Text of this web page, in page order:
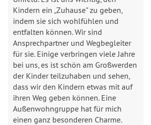
Kindern ein „Zuhause" zu geben,
indem sie sich wohlfühlen und
entfalten können. Wir sind
Ansprechpartner und Wegbegleiter
für sie. Einige verbringen viele Jahre
bei uns, es ist schön am Großwerden
der Kinder teilzuhaben und sehen,
dass wir den Kindern etwas mit auf
ihren Weg geben können. Eine
Außenwohngruppe hat für mich
einen ganz besonderen Charme.